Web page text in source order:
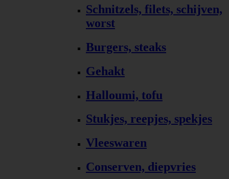
Schnitzels, filets, schijven,
worst
Burgers, steaks
Gehakt
Halloumi, tofu
Stukjes, reepjes, spekjes
Vleeswaren
Conserven, diepvries